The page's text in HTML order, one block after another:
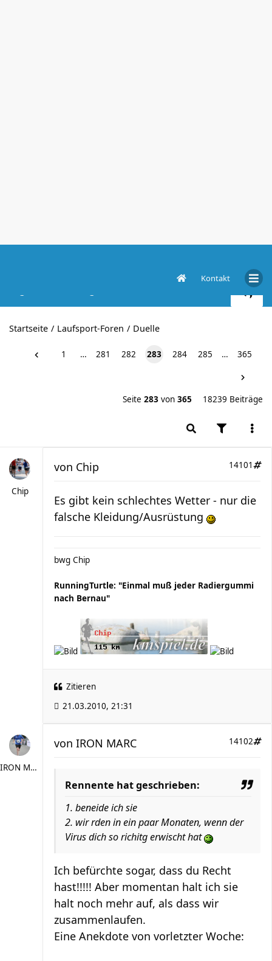
Kontakt
Startseite Laufsport-Foren Duelle
1 … 281 282 283 284 285 … 365
Seite 283 von 365 18239 Beiträge
Chip
14101
von Chip
Es gibt kein schlechtes Wetter - nur die
falsche Kleidung/Ausrüstung
bwg Chip
RunningTurtle: "Einmal muß jeder Radiergummi
nach Bernau"
Zitieren
21.03.2010, 21:31
IRON MARC
14102
von IRON MARC
Rennente hat geschrieben:
1. beneide ich sie
2. wir rden in ein paar Monaten, wenn der
Virus dich so richitg erwischt hat
Ich befürchte sogar, dass du Recht
hast!!!!! Aber momentan halt ich sie
halt noch mehr auf, als dass wir
zusammenlaufen.
Eine Anekdote von vorletzter Woche: